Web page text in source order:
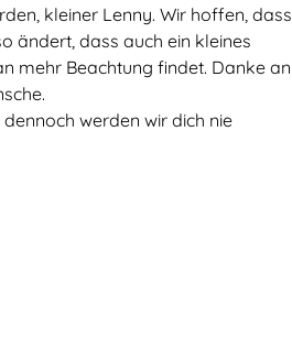
kleiner Lenny. Wir hoffen, dass
ändert, dass auch ein kleines
mehr Beachtung findet. Danke an
werden wir dich nie